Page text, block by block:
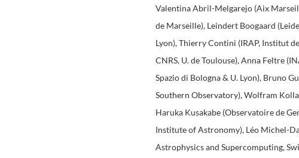
Valentina Abril-Melgarejo (Aix
de Marseille), Leindert Boogaard
Lyon), Thierry Contini (IRAP, Institut
CNRS, U. de Toulouse), Anna Feltre
Spazio di Bologna & U. Lyon), Bruno
Southern Observatory), Wolfram
Haruka Kusakabe (Observatoire de
Institute of Astronomy), Léo Michel-
Astrophysics and Supercomputing,